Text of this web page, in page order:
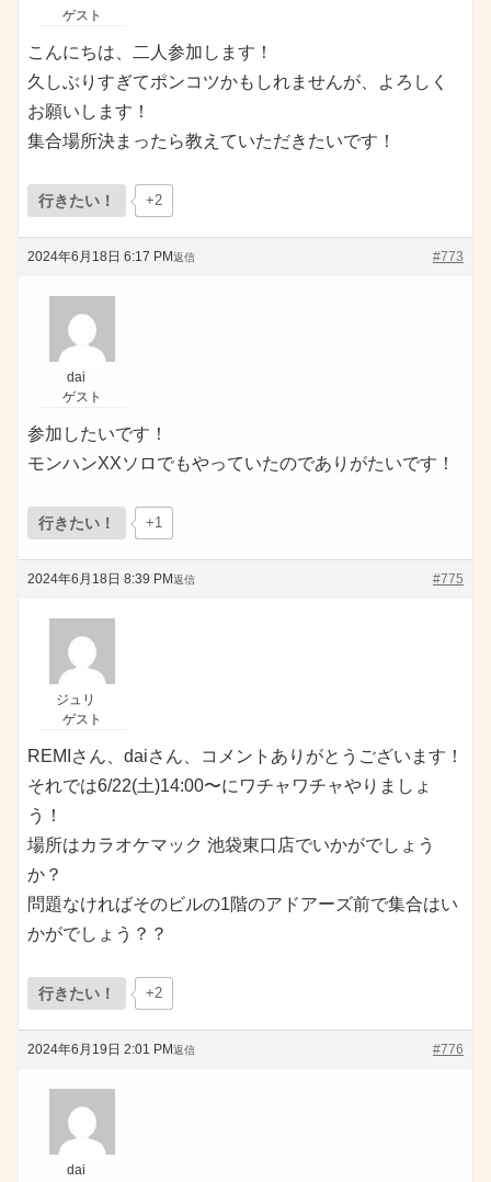
ゲスト
こんにちは、二人参加します！
久しぶりすぎてポンコツかもしれませんが、よろしく
お願いします！
集合場所決まったら教えていただきたいです！
行きたい！ +2
2024年6月18日 6:17 PM #773
返信
dai
ゲスト
参加したいです！
モンハンXXソロでもやっていたのでありがたいです！
行きたい！ +1
2024年6月18日 8:39 PM #775
返信
ジュリ
ゲスト
REMIさん、daiさん、コメントありがとうございます！
それでは6/22(土)14:00〜にワチャワチャやりましょ
う！
場所はカラオケマック 池袋東口店でいかがでしょう
か？
問題なければそのビルの1階のアドアーズ前で集合はい
かがでしょう？？
行きたい！ +2
2024年6月19日 2:01 PM #776
返信
dai